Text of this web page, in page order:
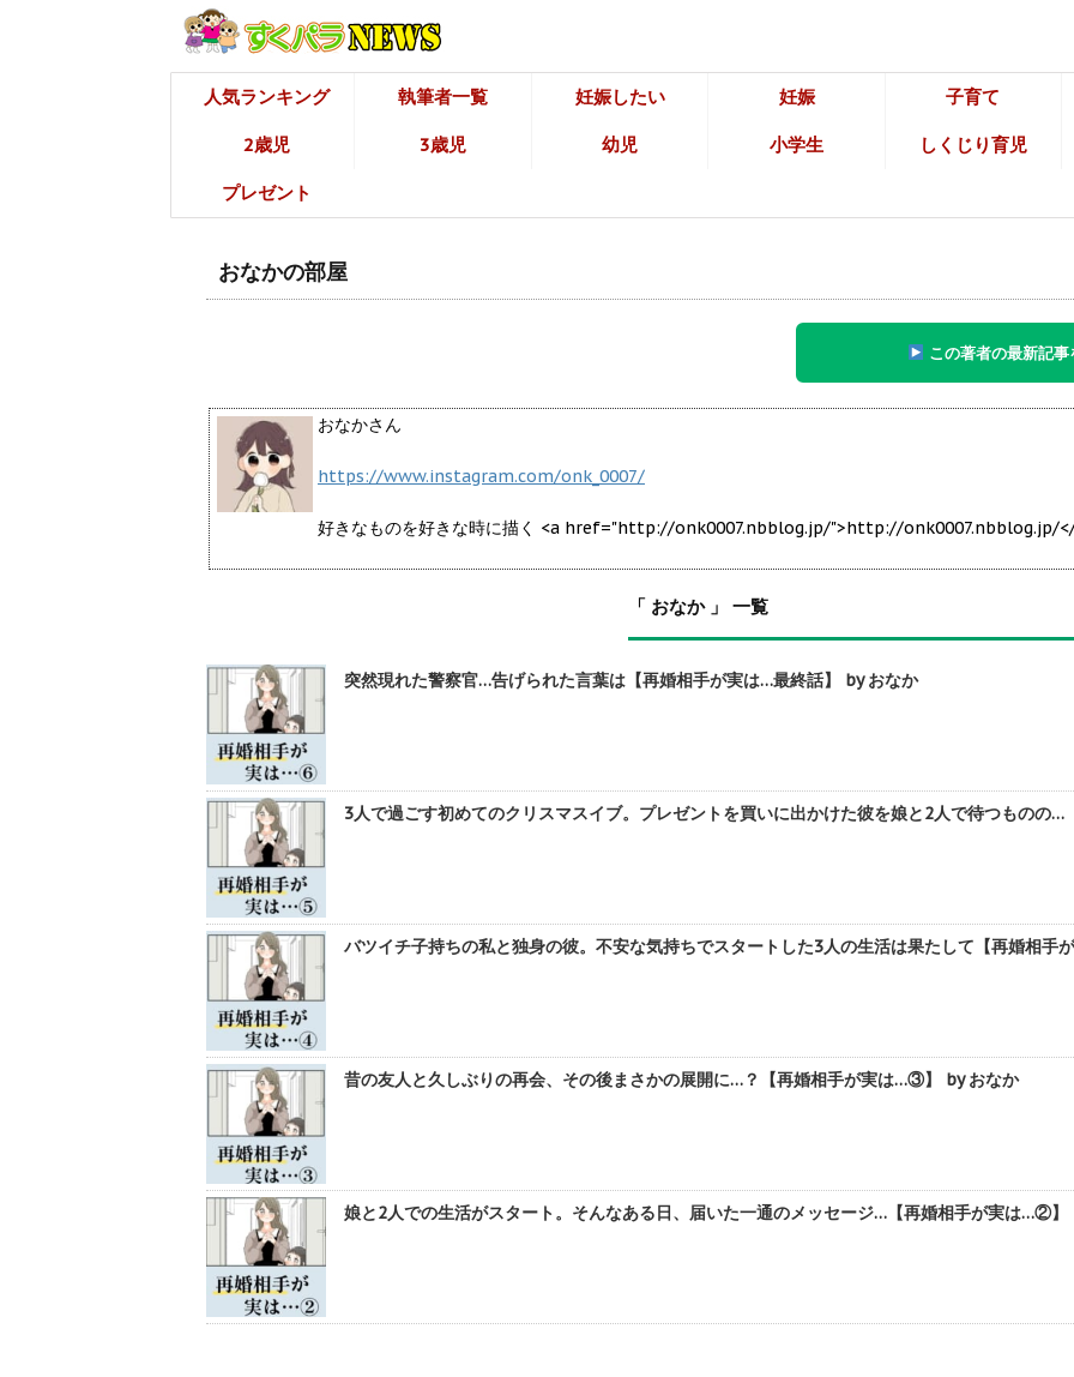
人気ランキング 執筆者一覧 妊娠したい 妊娠 子育て
2歳児 3歳児 幼児 小学生 しくじり育児
プレゼント
おなかの部屋
この著者の最新記事
おなかさん
https://www.instagram.com/onk_0007/
好きなものを好きな時に描く <a href="http://onk0007.nbblog.jp/">http://onk0007.nbblog.jp/
「 おなか 」 一覧
突然現れた警察官…告げられた言葉は【再婚相手が実は…最終話】 by おなか
3人で過ごす初めてのクリスマスイブ。プレゼントを買いに出かけた彼を娘と2人で待つものの
バツイチ子持ちの私と独身の彼。不安な気持ちでスタートした3人の生活は果たして【再婚相
昔の友人と久しぶりの再会、その後まさかの展開に…？【再婚相手が実は…③】 by おなか
娘と2人での生活がスタート。そんなある日、届いた一通のメッセージ…【再婚相手が実は…②】